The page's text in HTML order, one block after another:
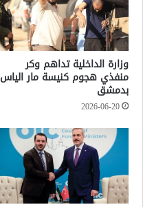
وزارة الداخلية تداهم وكر
منفذي هجوم كنيسة مار الياس
بدمشق
2026-06-20